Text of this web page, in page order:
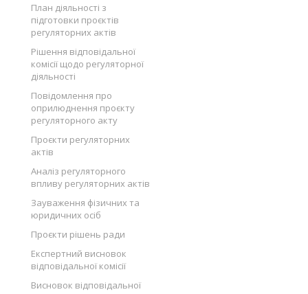
План діяльності з
підготовки проєктів
регуляторних актів
Рішення відповідальної
комісії щодо регуляторної
діяльності
Повідомлення про
оприлюднення проєкту
регуляторного акту
Проєкти регуляторних
актів
Аналіз регуляторного
впливу регуляторних актів
Зауваження фізичних та
юридичних осіб
Проєкти рішень ради
Експертний висновок
відповідальної комісії
Висновок відповідальної